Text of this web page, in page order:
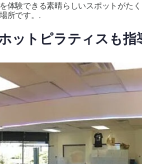
験できる素晴らしいスポットがた
所です。.
ットピラティスも指